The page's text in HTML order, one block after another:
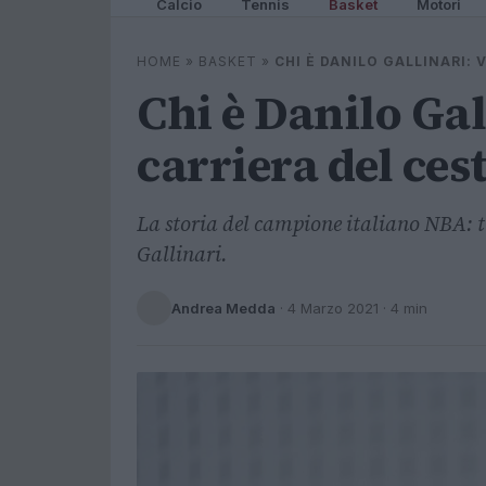
Calcio Tennis Basket Motori
HOME » BASKET » CHI È DANILO GALLINARI:
Chi è Danilo
carriera del
La storia del campione italiano NBA:
Gallinari.
Andrea Medda · 4 Marzo 2021 · 4 min